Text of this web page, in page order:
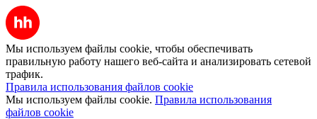
Мы используем файлы cookie, чтобы обеспечивать
правильную работу нашего веб-сайта и анализировать сетевой
трафик.
Правила использования файлов cookie
Мы используем файлы cookie. Правила использования
файлов cookie